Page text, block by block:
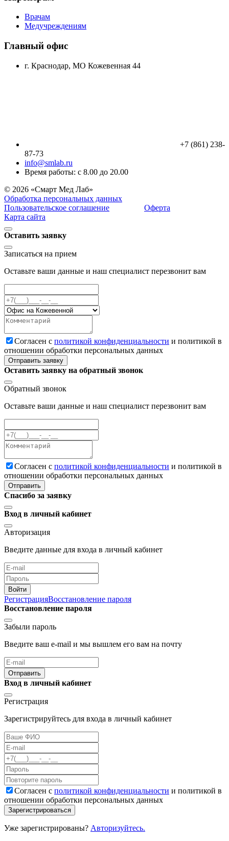
Врачам
Медучреждениям
Главный офис
г. Краснодар, МО Кожевенная 44
+7 (861) 238-
87-73
info@smlab.ru
Время работы: с 8.00 до 20.00
© 2026 «Смарт Мед Лаб»
Обработка персональных данных
Пользовательское соглашение
Оферта
Карта сайта
Оставить заявку
Записаться на прием
Оставьте ваши данные и наш специалист перезвонит вам
Cогласен с политикой конфиденциальности и политикой в
отношении обработки персональных данных
Отправить заявку
Оставить заявку на обратный звонок
Обратный звонок
Оставьте ваши данные и наш специалист перезвонит вам
Cогласен с политикой конфиденциальности и политикой в
отношении обработки персональных данных
Отправить
Спасибо за заявку
Вход в личный кабинет
Авторизация
Введите данные для входа в личный кабинет
Войти
РегистрацияВосстановление пароля
Восстановление пароля
Забыли пароль
Введите ваш e-mail и мы вышлем его вам на почту
Отправить
Вход в личный кабинет
Регистрация
Зарегистрируйтесь для входа в личный кабинет
Cогласен с политикой конфиденциальности и политикой в
отношении обработки персональных данных
Зарегистрироваться
Уже зарегистрированы? Авторизуйтесь.